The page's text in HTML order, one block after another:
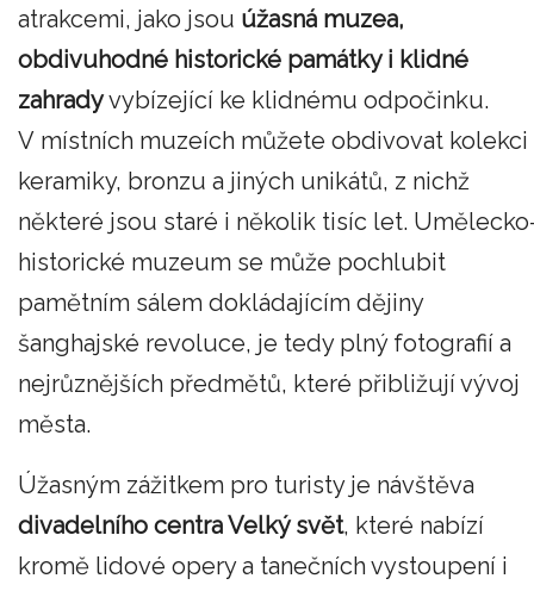
atrakcemi, jako jsou úžasná muzea,
obdivuhodné historické památky i klidné
zahradyvybízející ke klidnému odpočinku.
V místních muzeích můžete obdivovat kolekci
keramiky, bronzu a jiných unikátů, z nichž
některé jsou staré i několik tisíc let.
historické muzeum se může pochlubit
pamětním sálem dokládajícím dějiny
šanghajské revoluce, je tedy plný fotografií a
nejrůznějších předmětů, které přibližují vývoj
města.
Úžasným zážitkem pro turisty je návštěva
divadelního centra Velký svět, které nabízí
kromě lidové opery a tanečních vystoupení i